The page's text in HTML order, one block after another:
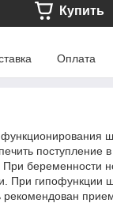
Купить
Оплата
поступление
При беременности
При гипофункции
рекомендован